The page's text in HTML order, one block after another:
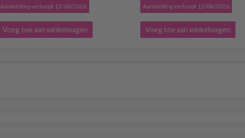
Aanbieding verloopt 12/08/2026
Voeg toe aan winkelwagen
Aanbieding verloopt 12/08/2026
Voeg toe aan winkelwagen